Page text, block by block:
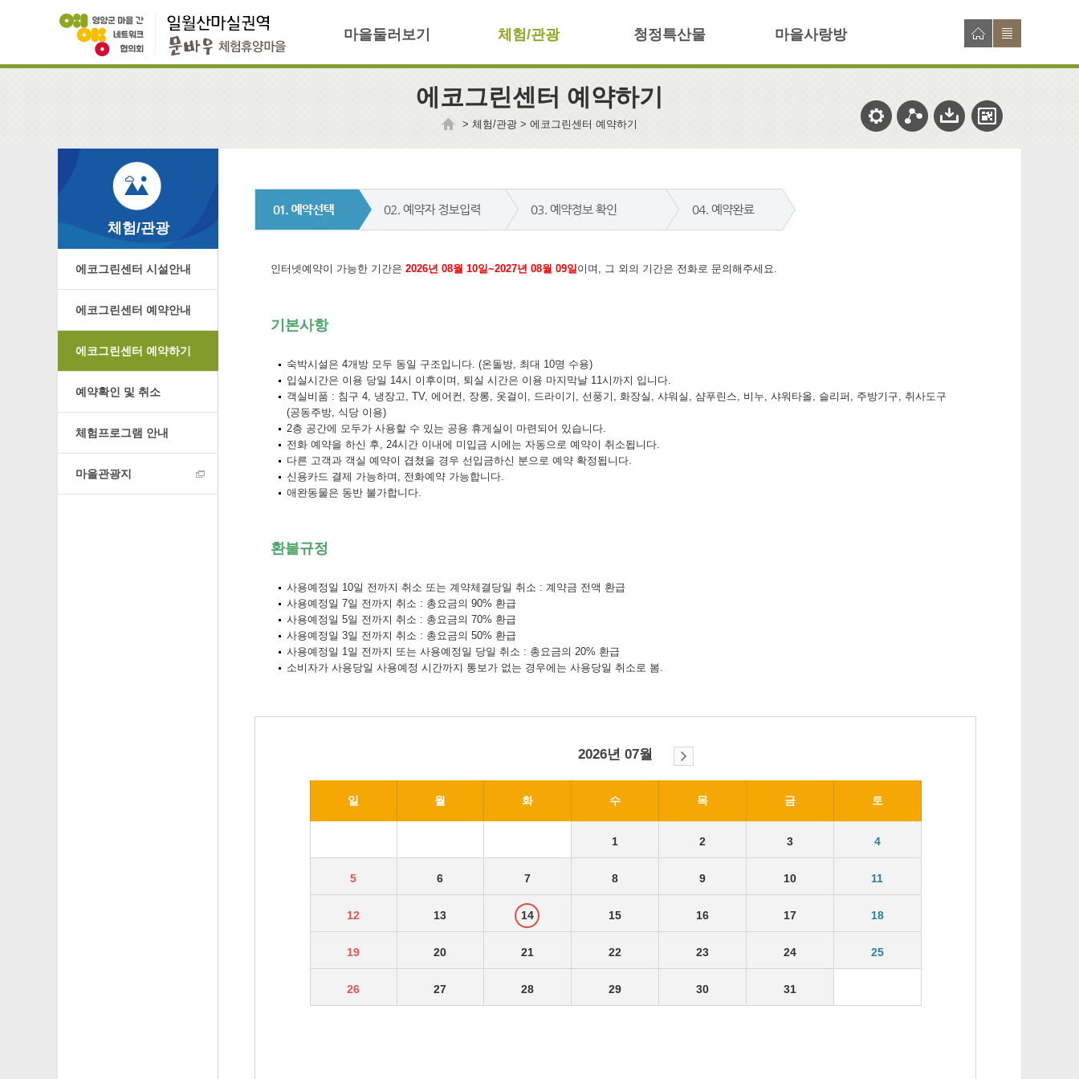
마을둘러보기 체험/관광 청정특산물 마을사랑방
에코그린센터 예약하기
> 체험/관광 > 에코그린센터 예약하기
체험/관광
에코그린센터 시설안내
에코그린센터 예약안내
에코그린센터 예약하기
예약확인 및 취소
체험프로그램 안내
마을관광지
인터넷예약이 가능한 기간은 2026년 08월 10일~2027년 08월 09일이며, 그 외의 기간은 전화로 문의해주세요.
기본사항
숙박시설은 4개방 모두 동일 구조입니다. (온돌방, 최대 10명 수용)
입실시간은 이용 당일 14시 이후이며, 퇴실 시간은 이용 마지막날 11시까지 입니다.
객실비품 : 침구 4, 냉장고, TV, 에어컨, 장롱, 옷걸이, 드라이기, 선풍기, 화장실, 샤워실, 샴푸린스, 비누, 샤워타올, 슬리퍼, 주방기구, 취사도구
(공동주방, 식당 이용)
2층 공간에 모두가 사용할 수 있는 공용 휴게실이 마련되어 있습니다.
전화 예약을 하신 후, 24시간 이내에 미입금 시에는 자동으로 예약이 취소됩니다.
다른 고객과 객실 예약이 겹쳤을 경우 선입금하신 분으로 예약 확정됩니다.
신용카드 결제 가능하며, 전화예약 가능합니다.
애완동물은 동반 불가합니다.
환불규정
사용예정일 10일 전까지 취소 또는 계약체결당일 취소 : 계약금 전액 환급
사용예정일 7일 전까지 취소 : 총요금의 90% 환급
사용예정일 5일 전까지 취소 : 총요금의 70% 환급
사용예정일 3일 전까지 취소 : 총요금의 50% 환급
사용예정일 1일 전까지 또는 사용예정일 당일 취소 : 총요금의 20% 환급
소비자가 사용당일 사용예정 시간까지 통보가 없는 경우에는 사용당일 취소로 봄.
2026년 07월
일 월 화 수 목 금 토
1 2 3 4
5 6 7 8 9 10 11
12 13 14 15 16 17 18
19 20 21 22 23 24 25
26 27 28 29 30 31